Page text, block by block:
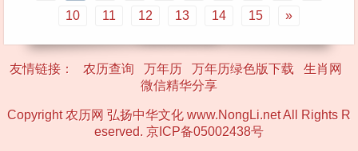
10
11 12 13 14 15 »
友情链接： 农历查询 万年历 万年历绿色版下载
生肖网
微信精华分享
Copyright 农历网 弘扬中华文化 www.NongLi.net All Rights R
eserved. 京ICP备05002438号